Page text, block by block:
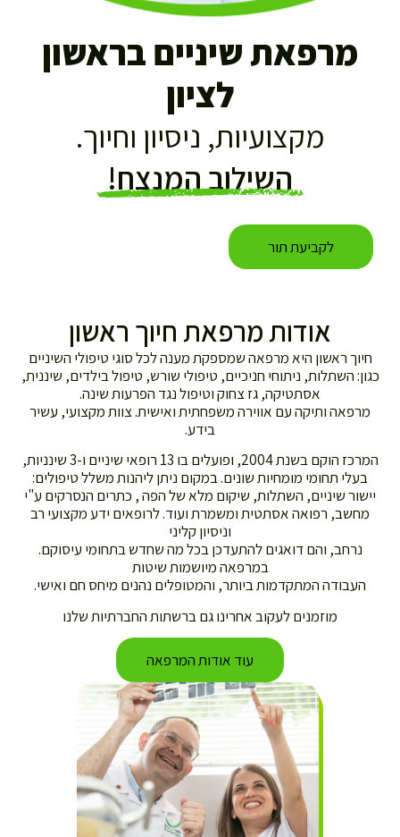
מרפאת שיניים בראשון
לציון
מקצועיות, ניסיון וחיוך.
השילוב המנצח!
לקביעת תור
אודות מרפאת חיוך ראשון
ראשון היא מרפאה שמספקת מענה לכל סוגי טיפולי השיניים
השתלות, ניתוחי חניכיים, טיפולי שורש, טיפול בילדים, שיננית,
אסתטיקה, גז צחוק וטיפול נגד הפרעות שינה.
ותיקה עם אווירה משפחתית ואישית. צוות מקצועי, עשיר
המרכז הוקם בשנת 2004, ופועלים בו 13 רופאי שיניים ו-3 שינניות,
תחומי מומחיות שונים. במקום ניתן ליהנות משלל טיפולים:
שיניים, השתלות, שיקום מלא של הפה , כתרים הנסרקים ע"י
רפואה אסתטית ומשמרת ועוד. לרופאים ידע מקצועי רב
וניסיון קליני
והם דואגים להתעדכן בכל מה שחדש בתחומי עיסוקם.
במרפאה מיושמות שיטות
המתקדמות ביותר, והמטופלים נהנים מיחס חם ואישי.
מוזמנים לעקוב אחרינו גם ברשתות החברתיות שלנו
עוד אודות המרפאה